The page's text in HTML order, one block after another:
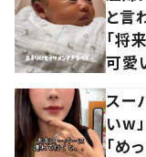
と言
「将
可愛
スー
いw
「め